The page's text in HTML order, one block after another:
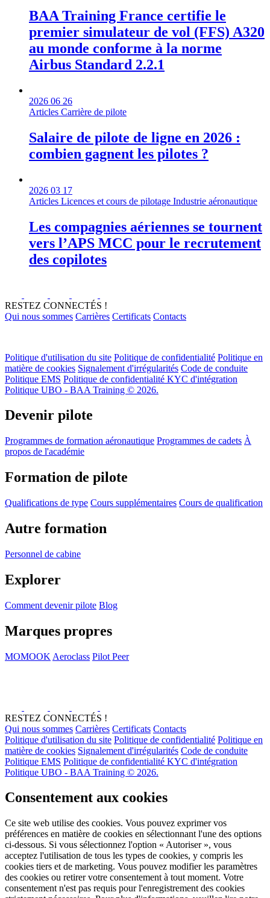
BAA Training France certifie le
premier simulateur de vol (FFS) A320
au monde conforme à la norme
Airbus Standard 2.2.1
2026 06 26
Articles Carrière de pilote
Salaire de pilote de ligne en 2026 :
combien gagnent les pilotes ?
2026 03 17
Articles Licences et cours de pilotage Industrie aéronautique
Les compagnies aériennes se tournent
vers l’APS MCC pour le recrutement
des copilotes
RESTEZ CONNECTÉS !
Qui nous sommes Carrières Certificats Contacts
Politique d'utilisation du site Politique de confidentialité Politique en
matière de cookies Signalement d'irrégularités Code de conduite
Politique EMS Politique de confidentialité KYC d'intégration
Politique UBO - BAA Training © 2026.
Devenir pilote
Programmes de formation aéronautique Programmes de cadets À
propos de l'académie
Formation de pilote
Qualifications de type Cours supplémentaires Cours de qualification
Autre formation
Personnel de cabine
Explorer
Comment devenir pilote Blog
Marques propres
MOMOOK Aeroclass Pilot Peer
RESTEZ CONNECTÉS !
Qui nous sommes Carrières Certificats Contacts
Politique d'utilisation du site Politique de confidentialité Politique en
matière de cookies Signalement d'irrégularités Code de conduite
Politique EMS Politique de confidentialité KYC d'intégration
Politique UBO - BAA Training © 2026.
Consentement aux cookies
Ce site web utilise des cookies. Vous pouvez exprimer vos
préférences en matière de cookies en sélectionnant l'une des options
ci-dessous. Si vous sélectionnez l'option « Autoriser », vous
acceptez l'utilisation de tous les types de cookies, y compris les
cookies tiers et de marketing. Vous pouvez modifier les paramètres
des cookies ou retirer votre consentement à tout moment. Votre
consentement n'est pas requis pour l'enregistrement des cookies